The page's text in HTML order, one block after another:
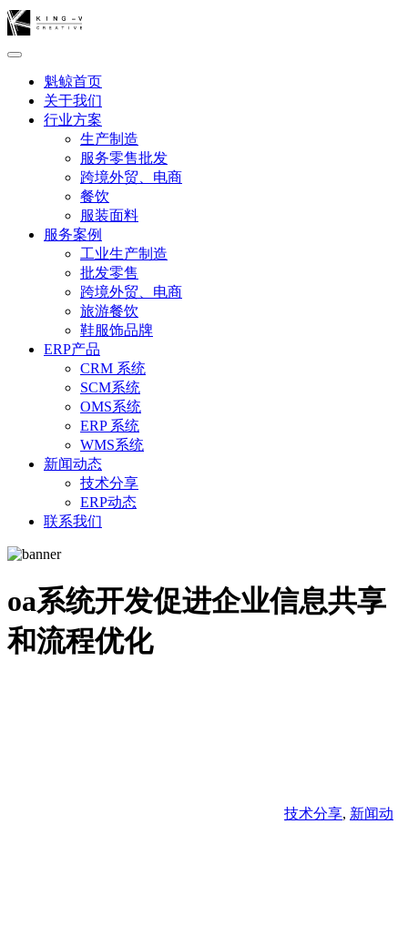
魁鲸首页
关于我们
行业方案
生产制造
服务零售批发
跨境外贸、电商
餐饮
服装面料
服务案例
工业生产制造
批发零售
跨境外贸、电商
旅游餐饮
鞋服饰品牌
ERP产品
CRM 系统
SCM系统
OMS系统
ERP 系统
WMS系统
新闻动态
技术分享
ERP动态
联系我们
oa系统开发促进企业信息共享
和流程优化
技术分享, 新闻动